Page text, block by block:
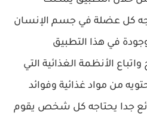
كل عضلة في جسم الإنسان
في هذا التطبيق
الأنظمة الغذائية التي
من مواد غذائية وفوائد
جدا يحتاجه كل شخص يقوم